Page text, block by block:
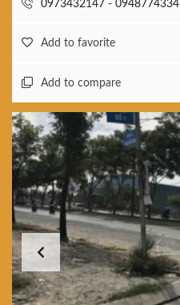
0973432147 - 0948774334
Add to favorite
Add to compare